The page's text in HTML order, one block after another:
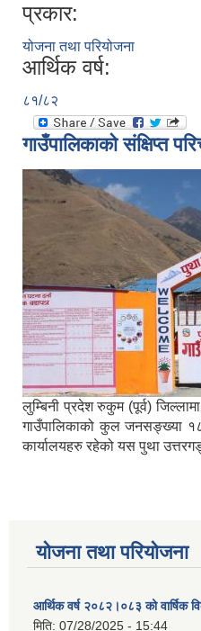
प्रकार:
योजना तथा परियोजना
आर्थिक वर्ष:
८१/८२
गाउँपालिकाको संक्षिप्त
लुम्बिनी प्रदेश रुकुम (पूर्व)
गाउँपालिकाको कुल जनसङ्ख्या
कार्यालयहरु रहेको यस पुथा
योजना तथा परियोजना
आर्थिक वर्ष २०८२।०८३ को वार्षिक
मिति: 07/28/2025 - 15:44